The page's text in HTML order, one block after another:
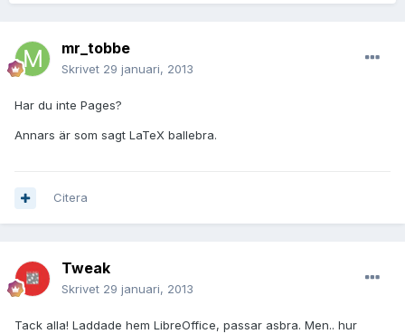
mr_tobbe
Skrivet 29 januari, 2013
Har du inte Pages?
Annars är som sagt LaTeX ballebra.
Citera
Tweak
Skrivet 29 januari, 2013
Tack alla! Laddade hem LibreOffice, passar asbra. Men.. hur